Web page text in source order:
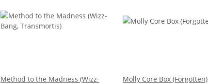
Method to the Madness (Wizz-
Molly Core Box (Forgotten)